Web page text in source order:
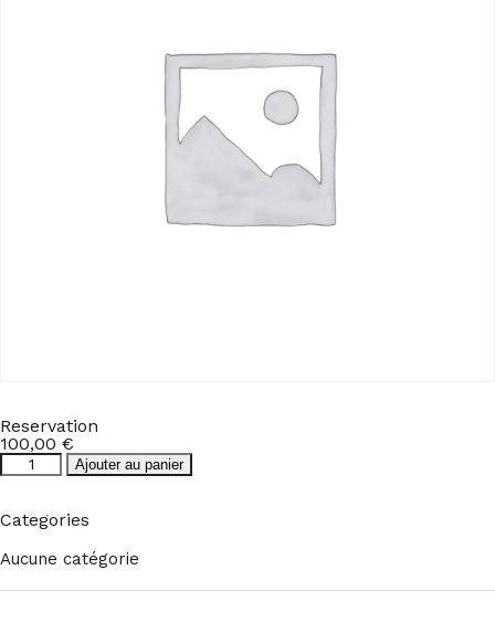
Reservation
100,00 €
quantité
de
Ajouter au panier
Categories
Aucune catégorie